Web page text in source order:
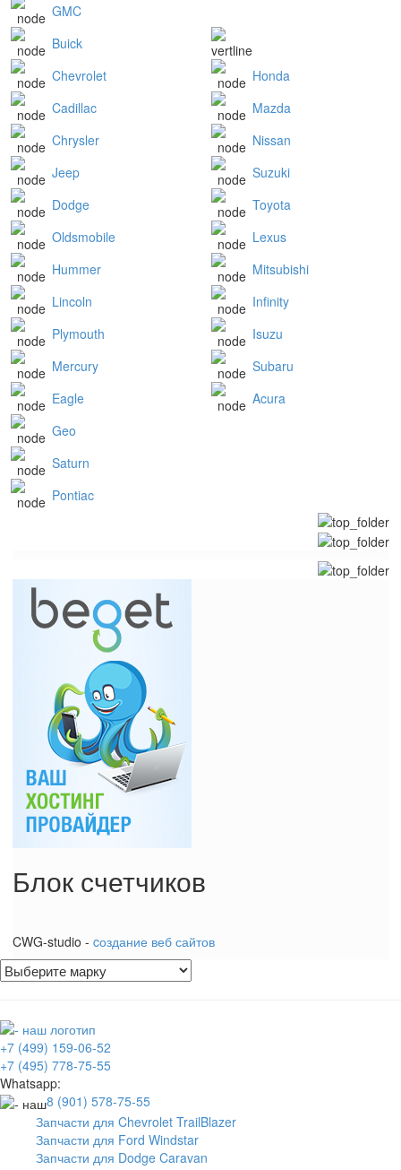
GMC
Buick
Chevrolet
Cadillac
Chrysler
Jeep
Dodge
Oldsmobile
Hummer
Lincoln
Plymouth
Mercury
Eagle
Geo
Saturn
Pontiac
Honda
Mazda
Nissan
Suzuki
Toyota
Lexus
Mitsubishi
Infinity
Isuzu
Subaru
Acura
Блок счетчиков
CWG-studio - cоздание веб сайтов
+7 (499) 159-06-52
+7 (495) 778-75-55
Whatsapp:
8 (901) 578-75-55
Запчасти для Chevrolet TrailBlazer
Запчасти для Ford Windstar
Запчасти для Dodge Caravan